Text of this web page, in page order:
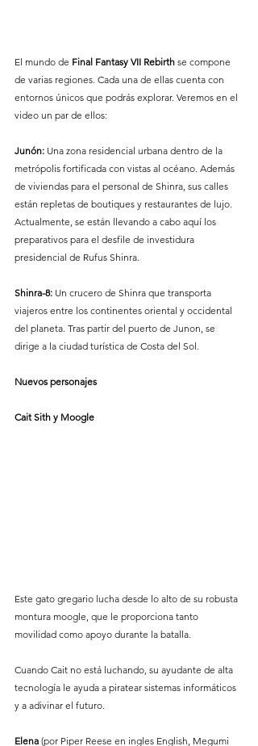
El mundo de Final Fantasy VII Rebirth se compone
de varias regiones. Cada una de ellas cuenta con
entornos únicos que podrás explorar. Veremos en el
video un par de ellos:
Junón: Una zona residencial urbana dentro de la
metrópolis fortificada con vistas al océano. Además
de viviendas para el personal de Shinra, sus calles
están repletas de boutiques y restaurantes de lujo.
Actualmente, se están llevando a cabo aquí los
preparativos para el desfile de investidura
presidencial de Rufus Shinra.
Shinra-8: Un crucero de Shinra que transporta
viajeros entre los continentes oriental y occidental
del planeta. Tras partir del puerto de Junon, se
dirige a la ciudad turística de Costa del Sol.
Nuevos personajes
Cait Sith y Moogle
Este gato gregario lucha desde lo alto de su robusta
montura moogle, que le proporciona tanto
movilidad como apoyo durante la batalla.
Cuando Cait no está luchando, su ayudante de alta
tecnología le ayuda a piratear sistemas informáticos
y a adivinar el futuro.
Elena (por Piper Reese en ingles English, Megumi